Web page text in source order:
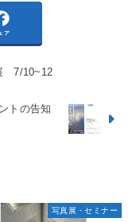
ア
7/10~12
トの告知
写真展・セミナー